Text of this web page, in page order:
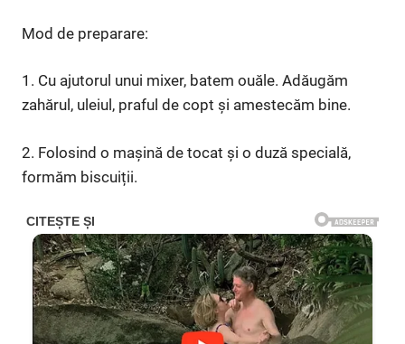
Mod de preparare:
1. Cu ajutorul unui mixer, batem ouăle. Adăugăm
zahărul, uleiul, praful de copt și amestecăm bine.
2. Folosind o mașină de tocat și o duză specială,
formăm biscuiții.